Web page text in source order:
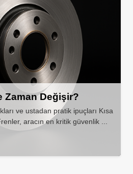
Zaman Değişir?
ve ustadan pratik ipuçları Kısa
aracın en kritik güvenlik ...